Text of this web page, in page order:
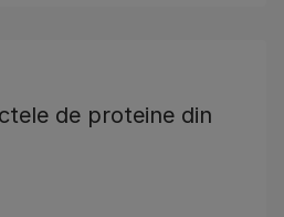
de proteine din